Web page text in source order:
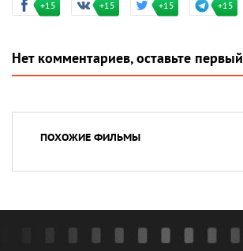
+15 +15 +15 +15
Нет комментариев, оставьте первый
ПОХОЖИЕ ФИЛЬМЫ